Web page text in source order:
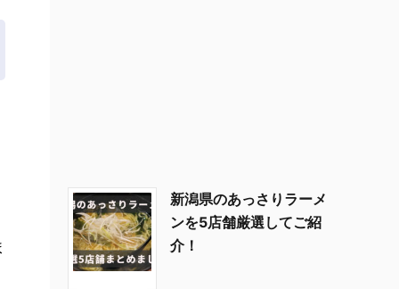
新潟県のあっさりラーメ
ンを5店舗厳選してご紹
介！